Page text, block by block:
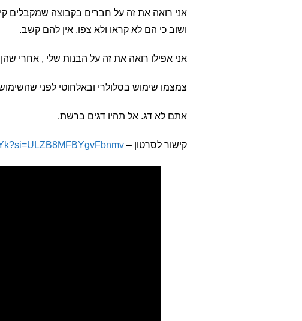
אני רואה את זה על חברים בקבוצה שמקבלים
ושוב כי הם לא קראו ולא צפו, אין להם קשב.
אני אפילו רואה את זה על הבנות שלי , אחרי
צמצמו שימוש בסלולרי ובאלחוטי לפני
אתם לא דג. אל תהיו דגים ברשת.
קישור לסרטון –